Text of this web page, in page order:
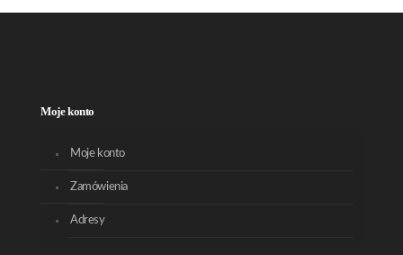
Moje konto
Moje konto
Zamówienia
Adresy